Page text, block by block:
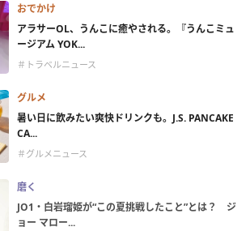
おでかけ
アラサーOL、うんこに癒やされる。『うんこミュ
ージアム YOK...
＃トラベルニュース
グルメ
暑い日に飲みたい爽快ドリンクも。J.S. PANCAKE
CA...
＃グルメニュース
磨く
JO1・白岩瑠姫が“この夏挑戦したこと”とは？ ジ
ョー マロー...